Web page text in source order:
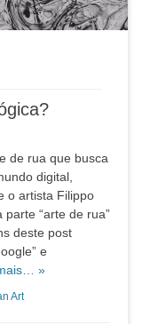
de rua que busca
digital,
o artista Filippo
“arte de rua”
deste post
e
»
Art